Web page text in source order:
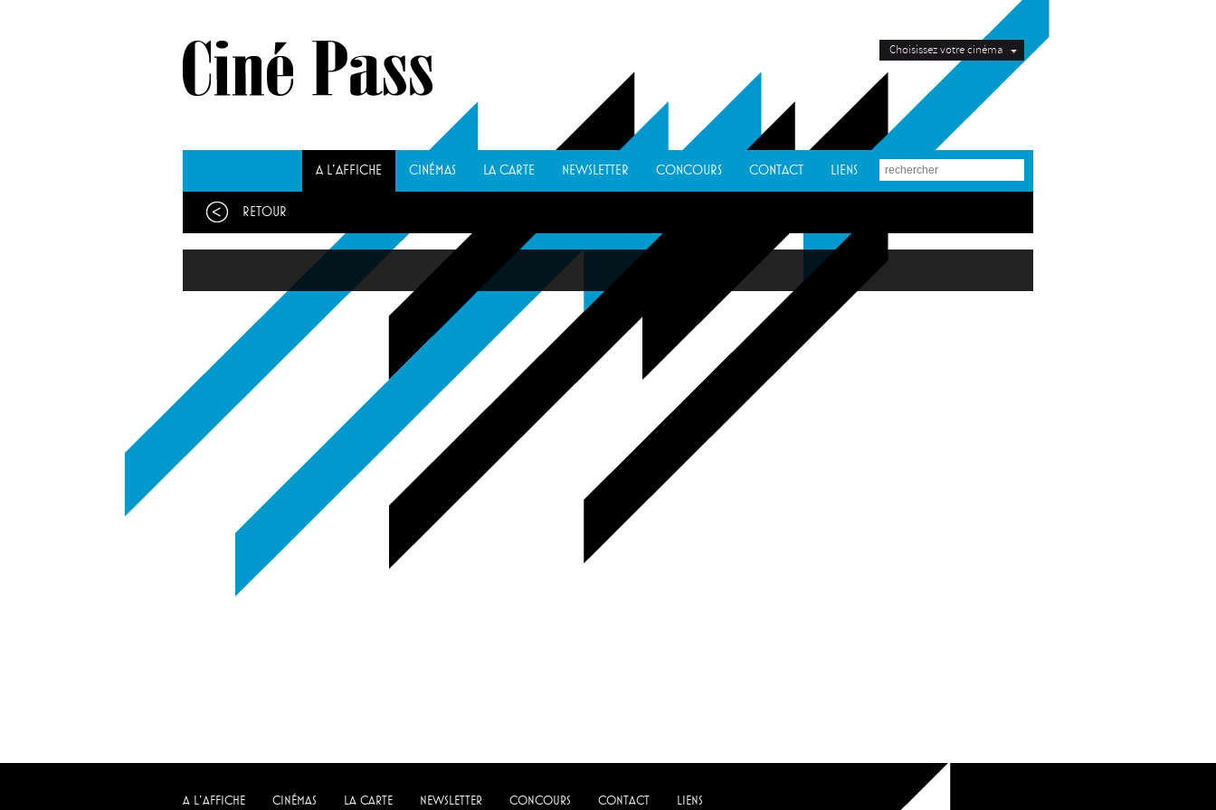
Choisissez votre cinéma
A L'AFFICHE CINÉMAS LA CARTE NEWSLETTER CONCOURS CONTACT LIENS
Retour
A L'AFFICHE CINÉMAS LA CARTE NEWSLETTER CONCOURS CONTACT LIENS